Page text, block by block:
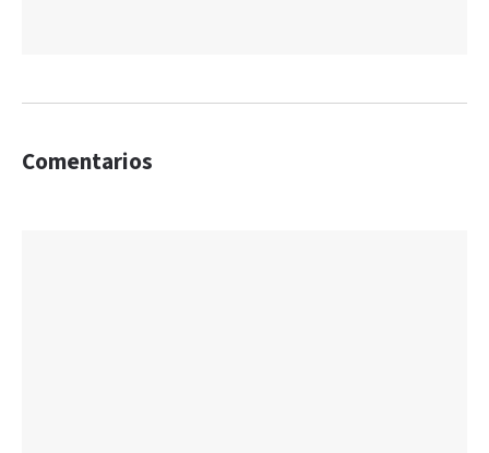
Comentarios